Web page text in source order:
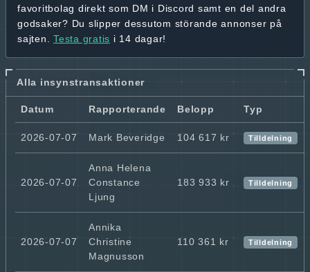
favoritbolag direkt som DM i Discord samt en del andra
godsaker? Du slipper dessutom störande annonser på
sajten. Testa gratis i 14 dagar!
Alla insynstransaktioner
Datum Rapporterande Belopp Typ
2026-07-07 Mark Beveridge 104 617 kr Tilldelning
2026-07-07
Anna Helena
Constance
Ljung
183 933 kr Tilldelning
2026-07-07
Annika
Christine
Magnusson
110 361 kr Tilldelning